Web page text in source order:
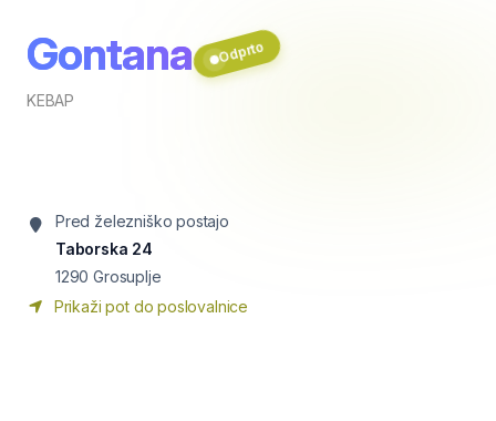
Gontana
KEBAP
Odprto
Pred železniško postajo
Taborska 24
1290 Grosuplje
Prikaži pot do poslovalnice